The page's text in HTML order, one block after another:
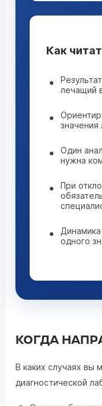
Как
лечащий
значения
Один
нужна
При
одного
КОГДА
В каких случаях вы
диагностической